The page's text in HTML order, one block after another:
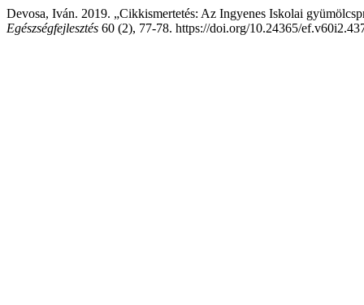
Devosa, Iván. 2019. „Cikkismertetés: Az Ingyenes Iskolai
Egészségfejlesztés 60 (2), 77-78. https://doi.org/10.24365/